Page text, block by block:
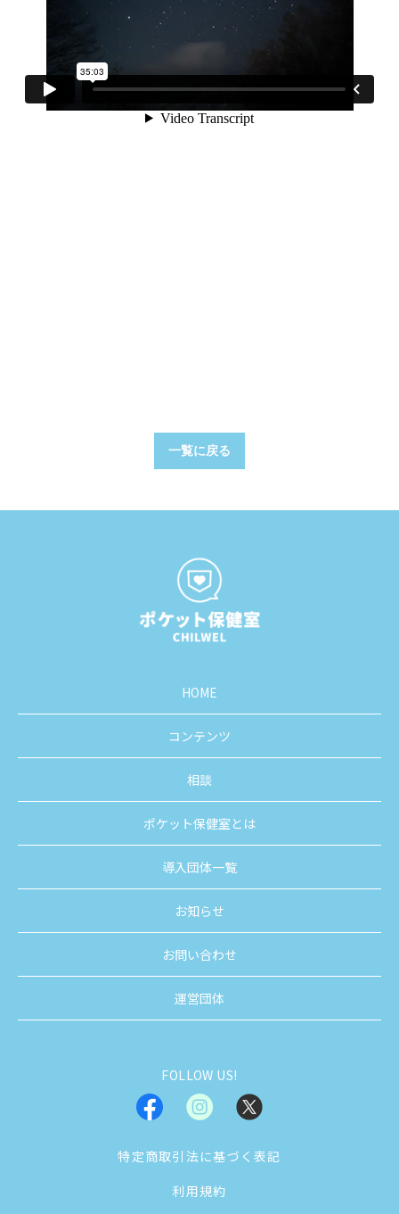
一覧に戻る
HOME
コンテンツ
相談
ポケット保健室とは
導入団体一覧
お知らせ
お問い合わせ
運営団体
FOLLOW US!
特定商取引法に基づく表記
利用規約